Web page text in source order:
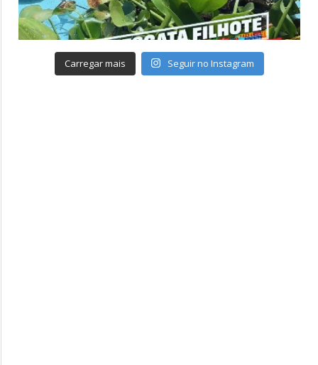
Carregar mais Seguir no Instagram